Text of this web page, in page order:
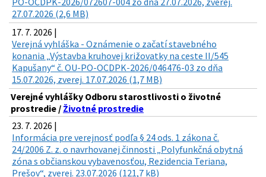
27.07.2026 (2,6 MB)
17. 7. 2026 |
Verejná vyhláška - Oznámenie o začatí stavebného
konania „Výstavba kruhovej križovatky na ceste II/545
Kapušany“ č. OU-PO-OCDPK-2026/046476-03 zo dňa
15.07.2026, zverej. 17.07.2026 (1,7 MB)
Verejné vyhlášky Odboru starostlivosti o životné
prostredie / Životné prostredie
23. 7. 2026 |
Informácia pre verejnosť podľa § 24 ods. 1 zákona č.
24/2006 Z. z. o navrhovanej činnosti „Polyfunkčná obytná
zóna s občianskou vybavenosťou, Rezidencia Teriana,
Prešov“, zverej. 23.07.2026 (121,7 kB)